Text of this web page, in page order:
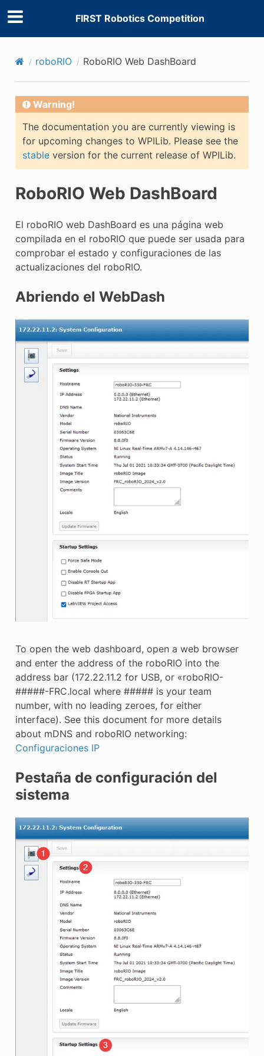
FIRST Robotics Competition
roboRIO RoboRIO Web DashBoard
Warning!
The documentation you are currently viewing is
for upcoming changes to WPILib. Please see the
stableversion for the current release of WPILib.
RoboRIO Web DashBoard
El roboRIO web DashBoard es una página web
compilada en el roboRIO que puede ser usada para
comprobar el estado y configuraciones de las
actualizaciones del roboRIO.
Abriendo el WebDash
To open the web dashboard, open a web browser
and enter the address of the roboRIO into the
address bar (172.22.11.2 for USB, or «roboRIO-
#####-FRC.local where ##### is your team
number, with no leading zeroes, for either
interface). See this document for more details
about mDNS and roboRIO networking:
Configuraciones IP
Pestaña de configuración del
sistema